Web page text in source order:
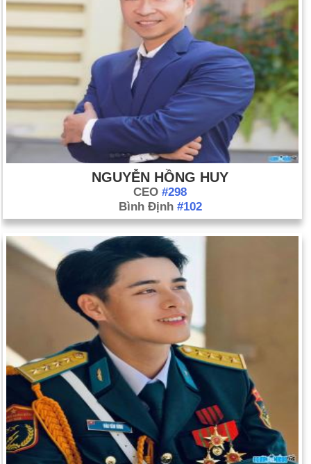
NGUYỄN HỒNG HUY
CEO #298
Bình Định #102